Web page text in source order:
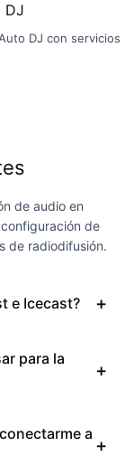
DJ
DJ con servicios
de audio en
de
de radiodifusión.
e Icecast?
para la
a